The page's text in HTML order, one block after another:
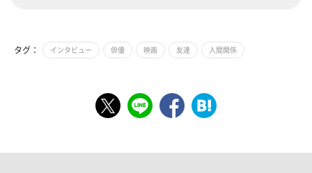
タグ： インタビュー 俳優 映画 友達 人間関係